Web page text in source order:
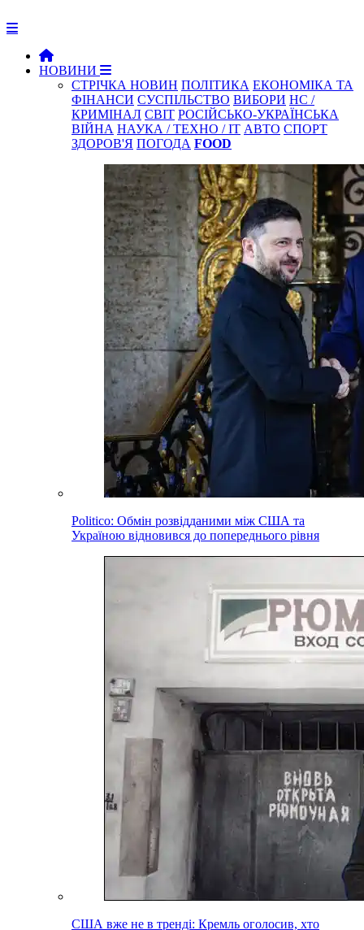
НОВИНИ
СТРІЧКА НОВИН ПОЛІТИКА ЕКОНОМІКА ТА
ФІНАНСИ СУСПІЛЬСТВО ВИБОРИ НС /
КРИМІНАЛ СВІТ РОСІЙСЬКО-УКРАЇНСЬКА
ВІЙНА НАУКА / ТЕХНО / IT АВТО СПОРТ
ЗДОРОВ'Я ПОГОДА FOOD
Politico: Обмін розвідданими між США та
Україною відновився до попереднього рівня
США вже не в тренді: Кремль оголосив, хто